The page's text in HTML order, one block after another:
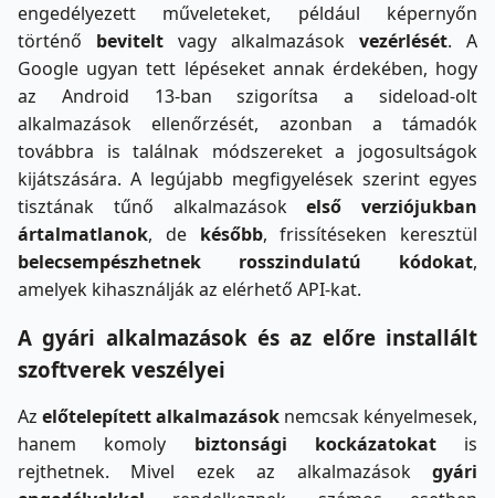
engedélyezett műveleteket, például képernyőn
történő bevitelt vagy alkalmazások vezérlését. A
Google ugyan tett lépéseket annak érdekében, hogy
az Android 13-ban szigorítsa a sideload-olt
alkalmazások ellenőrzését, azonban a támadók
továbbra is találnak módszereket a jogosultságok
kijátszására. A legújabb megfigyelések szerint egyes
tisztának tűnő alkalmazásokelső verziójukban
ártalmatlanok, de később, frissítéseken keresztül
belecsempészhetnek rosszindulatú kódokat,
amelyek kihasználják az elérhető API-kat.
A gyári alkalmazások és az előre installált
szoftverek veszélyei
Az előtelepített alkalmazások nemcsak kényelmesek,
hanem komoly biztonsági kockázatokatis
rejthetnek. Mivel ezek az alkalmazások gyári